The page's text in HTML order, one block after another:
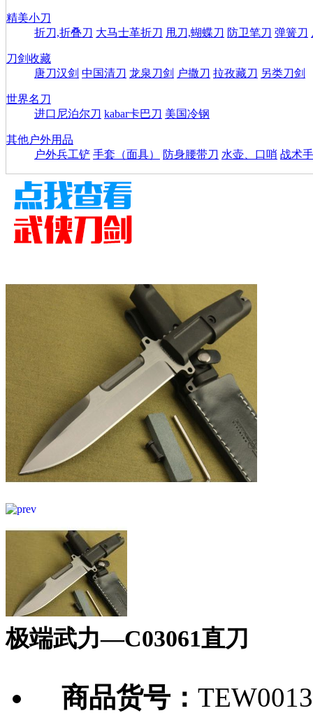
精美小刀
折刀,折叠刀 大马士革折刀 甩刀,蝴蝶刀 防卫笔刀 弹簧刀
刀剑收藏
唐刀汉剑 中国清刀 龙泉刀剑 户撒刀 拉孜藏刀 另类刀剑
世界名刀
进口尼泊尔刀 kabar卡巴刀 美国冷钢
其他户外用品
户外兵工铲 手套（面具） 防身腰带刀 水壶、口哨 战术
极端武力—C03061直刀
商品货号：